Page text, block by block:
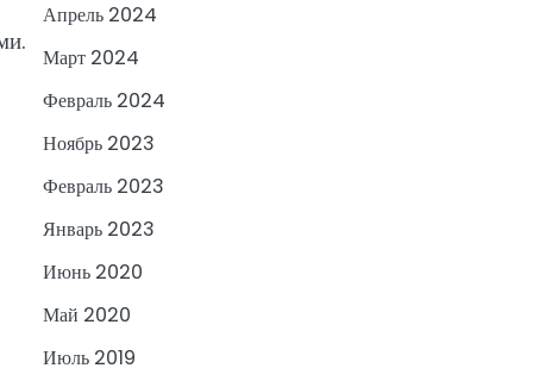
Апрель 2024
Март 2024
Февраль 2024
Ноябрь 2023
Февраль 2023
Январь 2023
Июнь 2020
Май 2020
Июль 2019